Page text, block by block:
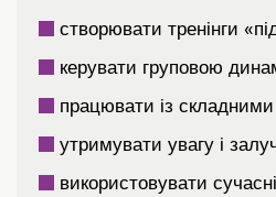
створювати тренінги
керувати груповою
працювати із
утримувати увагу і
використовувати